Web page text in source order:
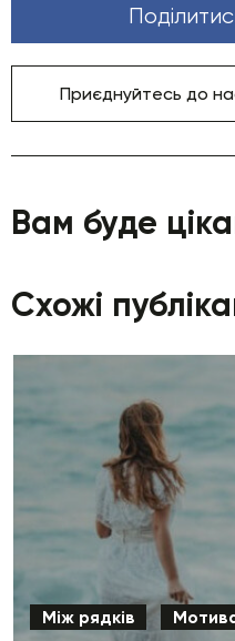
Приєднуйтесь до
Вам буде
Схожі
Між рядків